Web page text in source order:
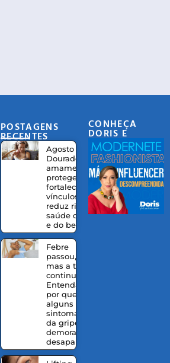
POSTAGENS
RECENTES
Agosto
Dourado:
amamentação
protege,
fortalece
vínculos e
reduz riscos à
saúde da mãe
e do bebê
Febre
passou,
mas a tosse
continua?
Entenda
por que
alguns
sintomas
da gripe
demoram a
desaparecer
CONHEÇA
DORIS E
EQUIPE